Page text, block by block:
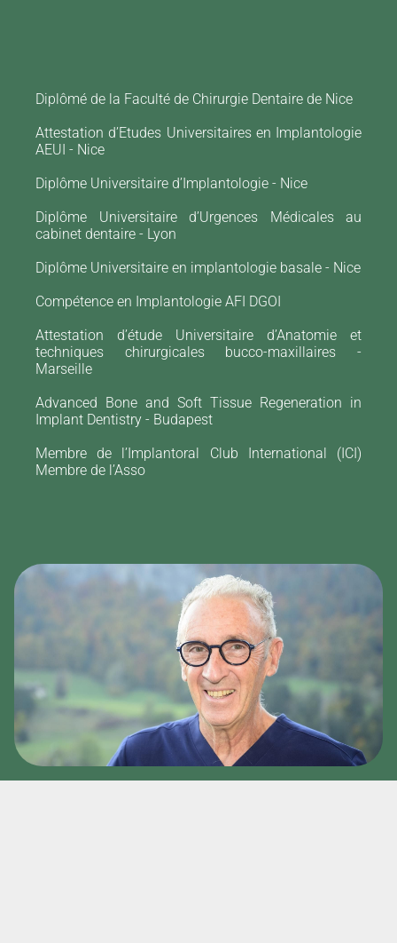
Diplômé de la Faculté de Chirurgie Dentaire de Nice
Attestation d’Etudes Universitaires en Implantologie
AEUI - Nice
Diplôme Universitaire d’Implantologie - Nice
Diplôme Universitaire d’Urgences Médicales au
cabinet dentaire - Lyon
Diplôme Universitaire en implantologie basale - Nice
Compétence en Implantologie AFI DGOI
Attestation d’étude Universitaire d’Anatomie et
techniques chirurgicales bucco-maxillaires -
Marseille
Advanced Bone and Soft Tissue Regeneration in
Implant Dentistry - Budapest
Membre de l’Implantoral Club International (ICI)
Membre de l’Asso